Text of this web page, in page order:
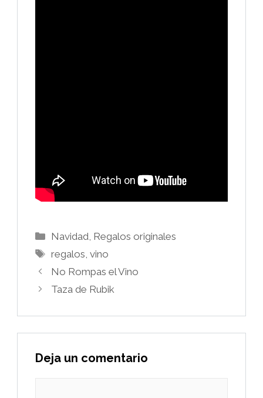
Categorías
Navidad, Regalos originales
Etiquetas
regalos,vino
No Rompas el Vino
Taza de Rubik
Deja un comentario